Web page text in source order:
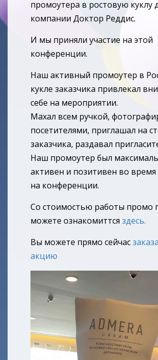
промоутера в ростовую куклу
компании Доктор Реддис.
И мы приняли участие на этой
конференции.
Наш активный промоутер в
кукле заказчика привлекал
себе на мероприятии.
Махал всем ручкой,
посетителями, приглашал на
заказчика, раздавал
Наш промоутер был
активен и позитивен во
на конференции.
Со стоимостью работы промо
можете ознакомиттся здесь.
Вы можете прямо сейчас
акцию